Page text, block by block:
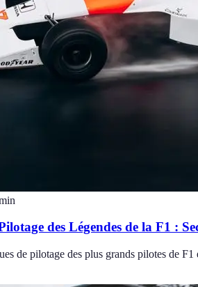
des Légendes de la F1 :
de pilotage des plus grands pilotes de